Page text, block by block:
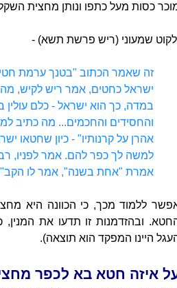
כסות מעל כתפו ונותן מחצית
שמעוני (ריש פרשת תשא) -
זה שאמר הכתוב "בטנך ערמת
ישראל כחטים, אמר ריש לקיש, מה
במדה, כך הוא ישראל - כלם עולין
והחסידים והחכמים... מה כתיב
אהרן על קרנותיו" - כיון שחטאו
למשה לך כפר להם. אמר לפניו,
אמרת "אחת בשנה", אמר לו הקב"ה
ללמוד מכך, כי הכוונה היא
ובהזדמנות זו תדעו את
היינו המפקד הוא תוצאה).
איזה חטא בא לכפר